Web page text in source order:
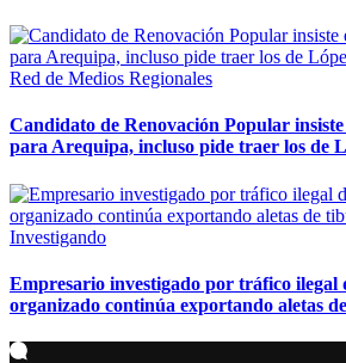
Red de Medios Regionales
Candidato de Renovación Popular
para Arequipa, incluso pide traer los de
Investigando
Empresario investigado por tráfico ilegal
organizado continúa exportando aletas